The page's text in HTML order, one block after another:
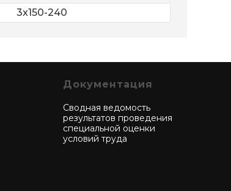
3x150-240
Сводная ведомость
результатов проведения
специальной оценки
условий труда
Документация